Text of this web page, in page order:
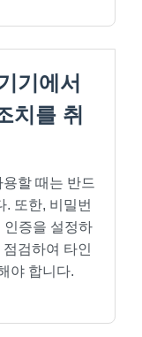
기에서
치를 취
할 때는 반드
. 또한, 비밀번
인증을 설정하
검하여 타인
야 합니다.